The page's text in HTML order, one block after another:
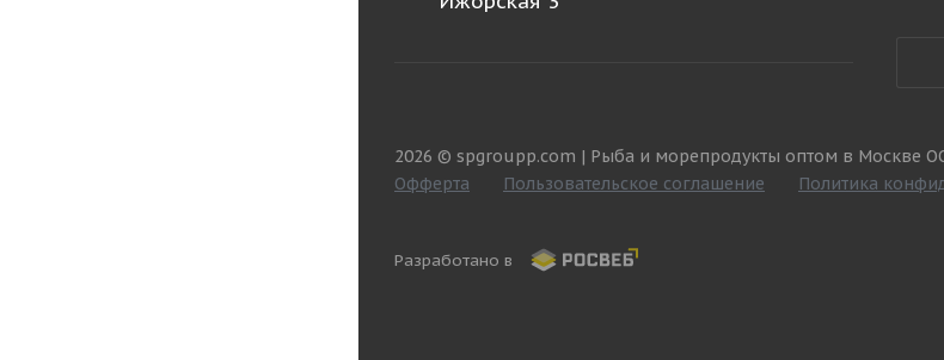
2026 © spgroupp.com | Рыба и морепродукты оптом в Москве
Офферта
Пользовательское соглашение Политика
Разработано в